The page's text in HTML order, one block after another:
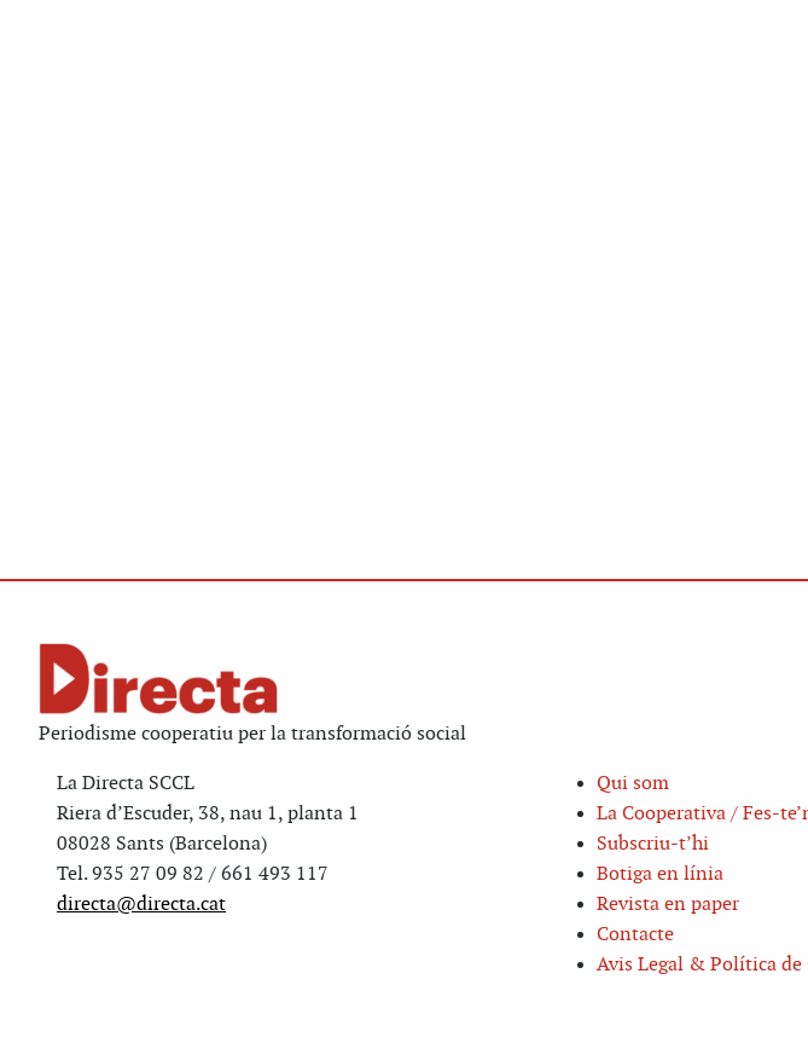
Periodisme cooperatiu per la transformació social
La Directa SCCL
Riera d’Escuder, 38, nau 1, planta 1
08028 Sants (Barcelona)
Tel. 935 27 09 82 / 661 493 117
directa@directa.cat
Qui som
La Cooperativa / Fes-
Subscriu-t’hi
Botiga en línia
Revista en paper
Contacte
Avis Legal & Política de